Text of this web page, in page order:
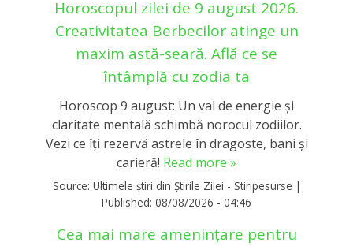
Horoscopul zilei de 9 august 2026.
Creativitatea Berbecilor atinge un
maxim astă-seară. Află ce se
întâmplă cu zodia ta
Horoscop 9 august: Un val de energie și
claritate mentală schimbă norocul zodiilor.
Vezi ce îți rezervă astrele în dragoste, bani și
carieră! Read more »
Source: Ultimele știri din Știrile Zilei - Stiripesurse |
Published: 08/08/2026 - 04:46
Cea mai mare amenințare pentru